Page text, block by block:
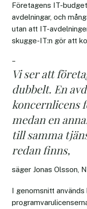
Företagens IT-
avdelningar, och
utan att IT-
skugge-IT:n gör att
–
Vi ser att
dubbelt. En
koncernlicens
medan en
till samma
redan finns,
säger Jonas Olsson,
I genomsnitt används